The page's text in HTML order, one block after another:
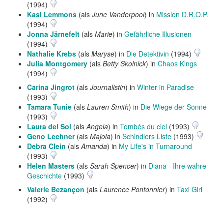
(1994)
Kasi Lemmons (als June Vanderpool) in Mission D.R.O.P.
(1994)
Jonna Järnefelt (als Marie) in Gefährliche Illusionen
(1994)
Nathalie Krebs (als Maryse) in Die Detektivin (1994)
Julia Montgomery (als Betty Skolnick) in Chaos Kings
(1994)
Carina Jingrot (als Journalistin) in Winter in Paradise
(1993)
Tamara Tunie (als Lauren Smith) in Die Wiege der Sonne
(1993)
Laura del Sol (als Angela) in Tombés du ciel (1993)
Geno Lechner(als Majola) in Schindlers Liste (1993)
Debra Clein (als Amanda) in My Life's in Turnaround
(1993)
Helen Masters (als Sarah Spencer) in Diana - Ihre wahre
Geschichte (1993)
Valerie Bezançon (als Laurence Pontonnier) in Taxi Girl
(1992)